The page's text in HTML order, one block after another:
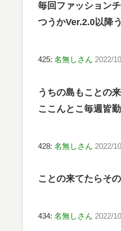
毎回ファッション
つうかVer.2.0以降
425: 名無しさん 2022/
うちの島もことの
ここんとこ毎週皆
428: 名無しさん 2022/
ことの来てたらそ
434: 名無しさん 2022/